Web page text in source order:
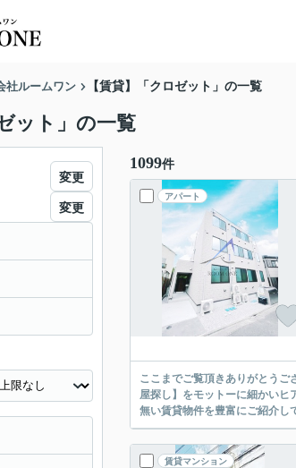
社ルームワン 【賃貸】「クロゼット」の一覧
ット」の一覧
1099件
アパート
ここまでご覧頂きありがとうございます。 お部屋探しの際には、皆さまそれぞれこだわりの条件があると思います
屋探し】をモットーに細かいヒアリングをし
賃貸マンション
変更
変更